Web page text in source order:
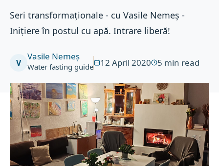
Seri transformaționale - cu Vasile Nemeș -
Inițiere în postul cu apă. Intrare liberă!
V
Vasile Nemeș
Water fasting guide 12 April 2020 5 min read